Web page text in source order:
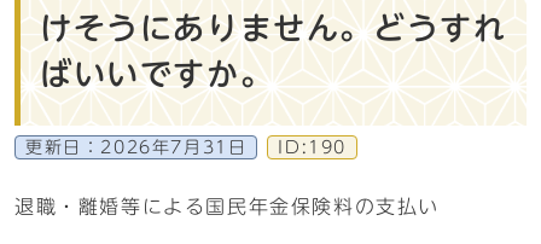
けそうにありません。どうすれ
ばいいですか。
更新日： 2026年7月31日 ID:190
退職・離婚等による国民年金保険料の支払い